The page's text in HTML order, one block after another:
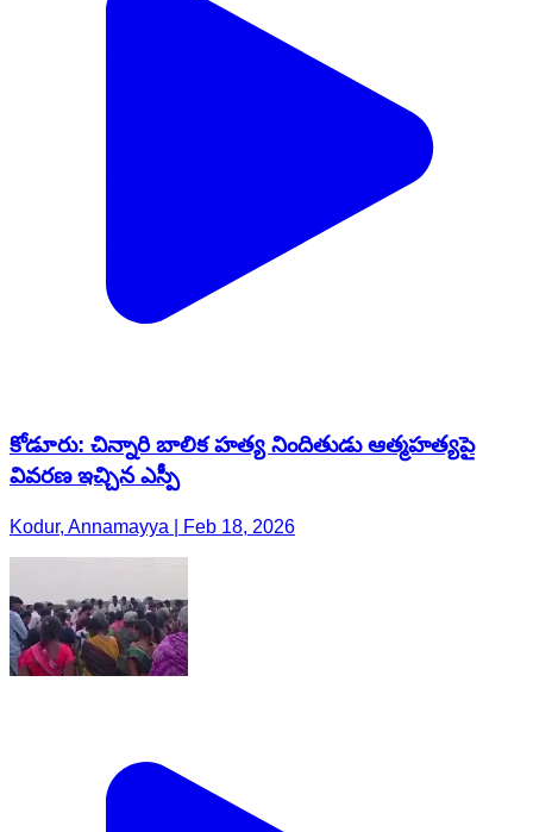
కోడూరు: చిన్నారి బాలిక హత్య నిందితుడు ఆత్మహత్యపై
వివరణ ఇచ్చిన ఎస్పీ
Kodur, Annamayya | Feb 18, 2026